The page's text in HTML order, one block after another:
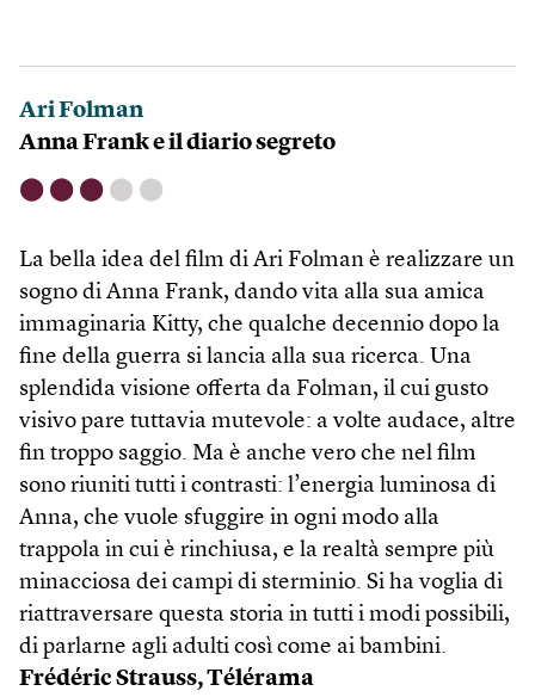
Ari Folman
Anna Frank e il diario segreto
⬤ ⬤ ⬤ ⬤ ⬤
La bella idea del film di Ari Folman è realizzare un
sogno di Anna Frank, dando vita alla sua amica
immaginaria Kitty, che qualche decennio dopo la
fine della guerra si lancia alla sua ricerca. Una
splendida visione offerta da Folman, il cui gusto
visivo pare tuttavia mutevole: a volte audace, altre
fin troppo saggio. Ma è anche vero che nel film
sono riuniti tutti i contrasti: l’energia luminosa di
Anna, che vuole sfuggire in ogni modo alla
trappola in cui è rinchiusa, e la realtà sempre più
minacciosa dei campi di sterminio. Si ha voglia di
riattraversare questa storia in tutti i modi possibili,
di parlarne agli adulti così come ai bambini.
Frédéric Strauss, Télérama